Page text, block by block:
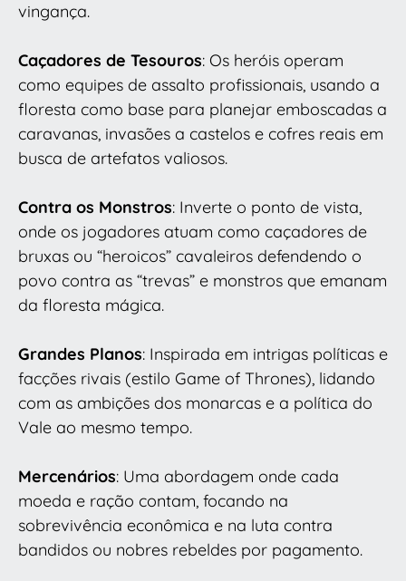
vingança.
Caçadores de Tesouros: Os heróis operam
como equipes de assalto profissionais, usando a
floresta como base para planejar emboscadas a
caravanas, invasões a castelos e cofres reais em
busca de artefatos valiosos.
Contra os Monstros: Inverte o ponto de vista,
onde os jogadores atuam como caçadores de
bruxas ou “heroicos” cavaleiros defendendo o
povo contra as “trevas” e monstros que emanam
da floresta mágica.
Grandes Planos: Inspirada em intrigas políticas e
facções rivais (estilo Game of Thrones), lidando
com as ambições dos monarcas e a política do
Vale ao mesmo tempo.
Mercenários: Uma abordagem onde cada
moeda e ração contam, focando na
sobrevivência econômica e na luta contra
bandidos ou nobres rebeldes por pagamento.